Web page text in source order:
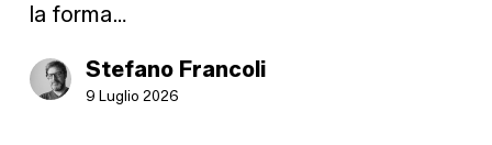
la forma…
Stefano Francoli
9 Luglio 2026